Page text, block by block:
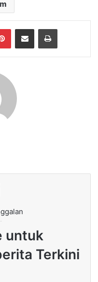
PinterestShare via Email Print
untuk
Terkini